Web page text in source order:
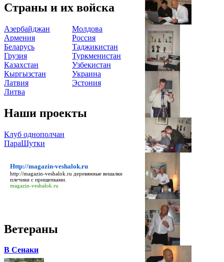
Страны и их войска
Азербайджан
Армения
Беларусь
Грузия
Казахстан
Кыргызстан
Латвия
Литва
Молдова
Россия
Таджикистан
Туркменистан
Узбекистан
Украина
Эстония
Наши проекты
Клуб однополчан
ПараШутки
Http://magazin-veshalok.ru
http://magazin-veshalok.ru деревянные вешалки
плечики с прищепками.
magazin-veshalok.ru
Ветераны
В Сенаки